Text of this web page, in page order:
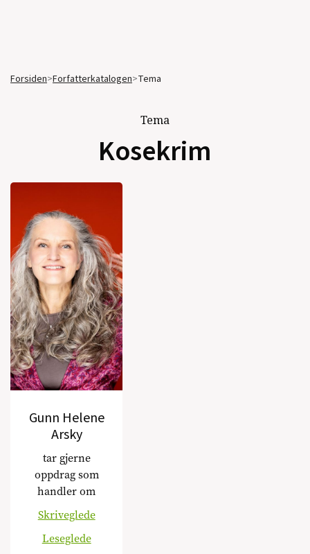
Forsiden>Forfatterkatalogen>Tema
Tema
Kosekrim
Gunn Helene
Arsky
tar gjerne
oppdrag som
handler om
Skriveglede
Leseglede